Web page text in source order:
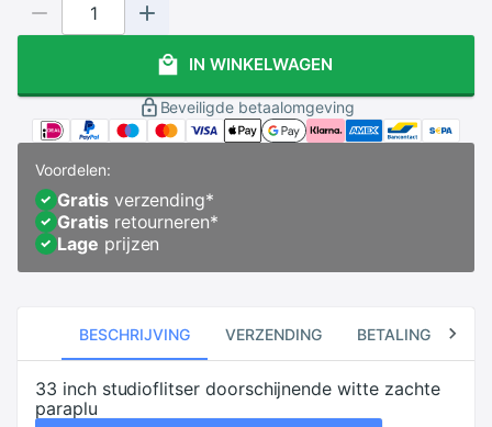
IN WINKELWAGEN
Beveiligde betaalomgeving
Voordelen:
Gratisverzending*
Gratisretourneren*
Lage prijzen
BESCHRIJVING VERZENDING BETALING
33 inch studioflitser doorschijnende witte zachte
paraplu